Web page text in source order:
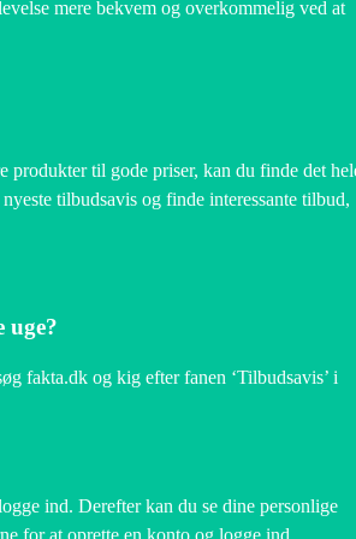
mere bekvem og overkommelig ved at
produkter til gode priser, kan du finde det
tilbudsavis og finde interessante tilbud,
uge?
fakta.dk og kig efter fanen ‘Tilbudsavis’ i
ind. Derefter kan du se dine personlige